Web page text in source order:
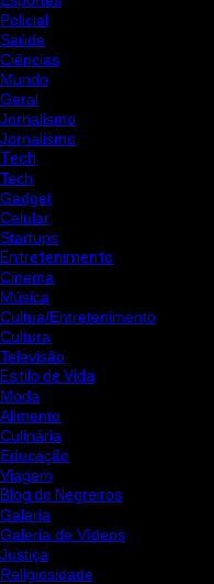
Policial
Saúde
Ciências
Mundo
Geral
Jornalismo
Jornalismo
Tech
Tech
Gadget
Celular
Startups
Entretenimento
Cinema
Música
Cultua/Entretenimento
Cultura
Televisão
Estilo de Vida
Moda
Alimento
Culinária
Educação
Viagem
Blog do Negreiros
Galeria
Galeria de Vídeos
Justiça
Religiosidade